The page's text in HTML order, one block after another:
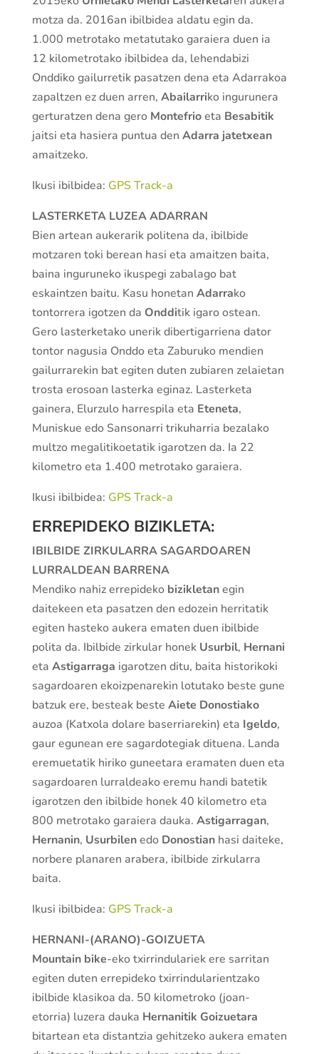
motza da. 2016an ibilbidea aldatu egin da.
1.000 metrotako metatutako garaiera duen ia
12 kilometrotako ibilbidea da, lehendabizi
Onddiko gailurretik pasatzen dena eta Adarrakoa
zapaltzen ez duen arren, Abailarriko ingurunera
gerturatzen dena gero Montefrioeta Besabitik
jaitsi eta hasiera puntua den Adarra jatetxean
amaitzeko.
Ikusi ibilbidea: GPS Track-a
LASTERKETA LUZEA ADARRAN
Bien artean aukerarik politena da, ibilbide
motzaren toki berean hasi eta amaitzen baita,
baina inguruneko ikuspegi zabalago bat
eskaintzen baitu. Kasu honetan Adarrako
tontorrera igotzen da Ondditik igaro ostean.
Gero lasterketako unerik dibertigarriena dator
tontor nagusia Onddo eta Zaburuko mendien
gailurrarekin bat egiten duten zubiaren zelaietan
trosta erosoan lasterka eginaz. Lasterketa
gainera, Elurzulo harrespila eta Eteneta,
Muniskue edo Sansonarri trikuharria bezalako
multzo megalitikoetatik igarotzen da. Ia 22
kilometro eta 1.400 metrotako garaiera.
Ikusi ibilbidea: GPS Track-a
ERREPIDEKO BIZIKLETA:
IBILBIDE ZIRKULARRA SAGARDOAREN
LURRALDEAN BARRENA
Mendiko nahiz errepideko bizikletanegin
daitekeen eta pasatzen den edozein herritatik
egiten hasteko aukera ematen duen ibilbide
polita da. Ibilbide zirkular honek Usurbil, Hernani
eta Astigarraga igarotzen ditu, baita historikoki
sagardoaren ekoizpenarekin lotutako beste gune
batzuk ere, besteak beste Aiete Donostiako
auzoa (Katxola dolare baserriarekin) eta Igeldo,
gaur egunean ere sagardotegiak dituena. Landa
eremuetatik hiriko guneetara eramaten duen eta
sagardoaren lurraldeako eremu handi batetik
igarotzen den ibilbide honek 40 kilometro eta
800 metrotako garaiera dauka. Astigarragan,
Hernanin, Usurbilenedo Donostianhasi daiteke,
norbere planaren arabera, ibilbide zirkularra
baita.
Ikusi ibilbidea: GPS Track-a
HERNANI-(ARANO)-GOIZUETA
Mountain bike-eko txirrindulariek ere sarritan
egiten duten errepideko txirrindularientzako
ibilbide klasikoa da. 50 kilometroko (joan-
etorria) luzera dauka Hernanitik Goizuetara
bitartean eta distantzia gehitzeko aukera ematen